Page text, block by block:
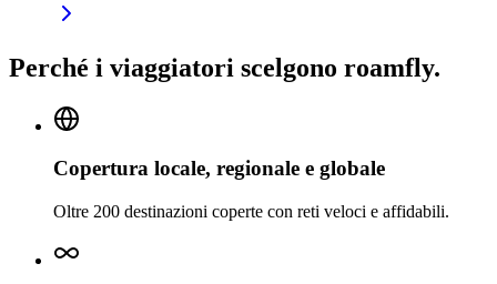
Perché i viaggiatori scelgono roamfly.
Copertura locale, regionale e globale
Oltre 200 destinazioni coperte con reti veloci e affidabili.